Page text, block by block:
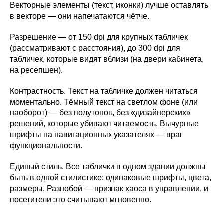
Векторные элементы (текст, иконки) лучше оставлять
в векторе — они напечатаются чётче.
Разрешение — от 150 dpi для крупных табличек
(рассматривают с расстояния), до 300 dpi для
табличек, которые видят вблизи (на двери кабинета,
на ресепшен).
Контрастность. Текст на табличке должен читаться
моментально. Тёмный текст на светлом фоне (или
наоборот) — без полутонов, без «дизайнерских»
решений, которые убивают читаемость. Вычурные
шрифты на навигационных указателях — враг
функциональности.
Единый стиль. Все таблички в одном здании должны
быть в одной стилистике: одинаковые шрифты, цвета,
размеры. Разнобой — признак хаоса в управлении, и
посетители это считывают мгновенно.